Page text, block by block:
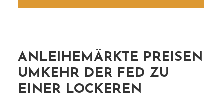
ANLEIHEMÄRKTE PREISEN
UMKEHR DER FED ZU
EINER LOCKEREN